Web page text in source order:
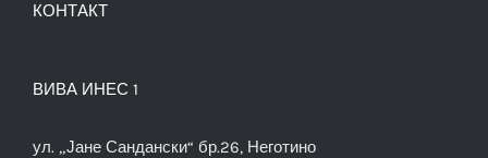
КОНТАКТ
ВИВА ИНЕС 1
ул. „Јане Сандански“ бр.26, Неготино